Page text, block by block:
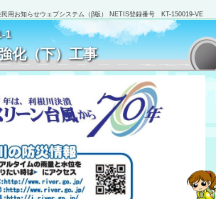
民用お知らせウェブシステム（β版） NETIS登録番号 KT-150019-VE
[管理者ログイン
1
化（下）工事